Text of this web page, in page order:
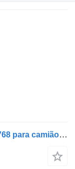
Controlo remoto da suspensão 2028768 para camião tractor DAF XF